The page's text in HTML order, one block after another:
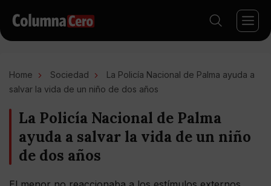
Home Sociedad
La Policía Nacional de Palma ayuda a
salvar la vida de un niño de dos años
La Policía Nacional de Palma
ayuda a salvar la vida de un niño
de dos años